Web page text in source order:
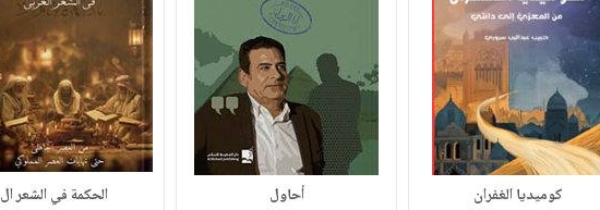
كوميديا الغفران أحاول الحكمة في الشعر ال